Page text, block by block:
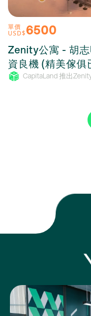
單價
USD$6500
Zenity公寓 - 胡
資良機 (精美傢俱
CapitaLand 推出